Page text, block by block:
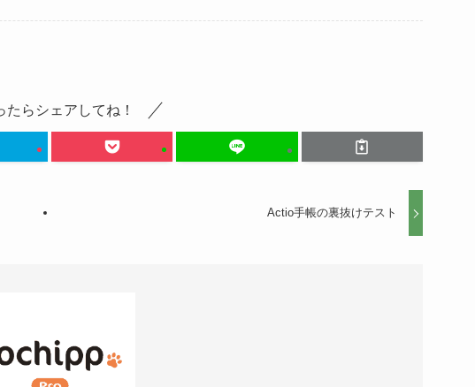
たらシェアしてね！
Actio手帳の裏抜けテスト